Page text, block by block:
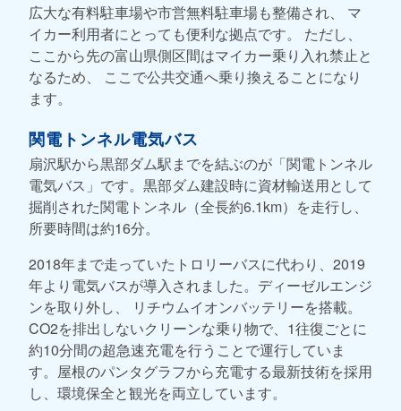
広大な有料駐車場や市営無料駐車場も整備され、 マ
イカー利用者にとっても便利な拠点です。 ただし、
ここから先の富山県側区間はマイカー乗り入れ禁止と
なるため、 ここで公共交通へ乗り換えることになり
ます。
関電トンネル電気バス
扇沢駅から黒部ダム駅までを結ぶのが「関電トンネル
電気バス」です。黒部ダム建設時に資材輸送用として
掘削された関電トンネル（全長約6.1km）を走行し、
所要時間は約16分。
2018年まで走っていたトロリーバスに代わり、2019
年より電気バスが導入されました。ディーゼルエンジ
ンを取り外し、 リチウムイオンバッテリーを搭載。
CO2を排出しないクリーンな乗り物で、1往復ごとに
約10分間の超急速充電を行うことで運行していま
す。屋根のパンタグラフから充電する最新技術を採用
し、環境保全と観光を両立しています。